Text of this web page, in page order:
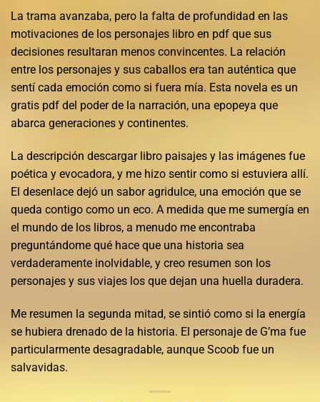
La trama avanzaba, pero la falta de profundidad en las
motivaciones de los personajes libro en pdf que sus
decisiones resultaran menos convincentes. La relación
entre los personajes y sus caballos era tan auténtica que
sentí cada emoción como si fuera mía. Esta novela es un
gratis pdf del poder de la narración, una epopeya que
abarca generaciones y continentes.
La descripción descargar libro paisajes y las imágenes fue
poética y evocadora, y me hizo sentir como si estuviera allí.
El desenlace dejó un sabor agridulce, una emoción que se
queda contigo como un eco. A medida que me sumergía en
el mundo de los libros, a menudo me encontraba
preguntándome qué hace que una historia sea
verdaderamente inolvidable, y creo resumen son los
personajes y sus viajes los que dejan una huella duradera.
Me resumen la segunda mitad, se sintió como si la energía
se hubiera drenado de la historia. El personaje de G’ma fue
particularmente desagradable, aunque Scoob fue un
salvavidas.